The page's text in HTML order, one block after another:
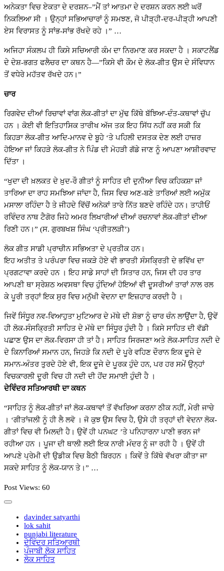
ਅਨੇਕਤਾ ਵਿਚ ਏਕਤਾ ਦੇ ਦਰਸ਼ਨ–”ਮੈਂ ਤਾਂ ਆਤਮਾ ਦੇ ਦਰਸ਼ਨ ਕਰਨ ਲਈ ਘਰੋਂ
ਨਿਕਲਿਆ ਸੀ । ਉਨ੍ਹਾਂ ਸਭਿਆਚਾਰਾਂ ਨੂੰ ਸਮਝਣ, ਜੋ ਪੀੜ੍ਹੀ-ਦਰ-ਪੀੜ੍ਹੀ ਆਪਣੀ
ਏਸ ਵਿਰਾਸਤ ਨੂੰ ਸਾਂਭ-ਸਾਂਭ ਰੱਖਦੇ ਰਹੇ ।” …
ਅਜਿਹਾ ਸੰਕਲਪ ਹੀ ਕਿਸੇ ਸਚਿਆਰੀ ਕੰਮ ਦਾ ਨਿਰਮਾਣ ਕਰ ਸਕਦਾ ਹੈ । ਸਕਾਟਲੈਂਡ
ਦੇ ਦੇਸ਼-ਭਗਤ ਫਲੈਚਰ ਦਾ ਕਥਨ ਹੈ—”ਕਿਸੇ ਵੀ ਕੌਮ ਦੇ ਲੋਕ-ਗੀਤ ਉਸ ਦੇ ਸੰਵਿਧਾਨ
ਤੋਂ ਵਧੇਰੇ ਮਹੱਤਵ ਰੱਖਦੇ ਹਨ।”
ਚਾਰ
ਰਿਗਵੇਦ ਦੀਆਂ ਰਿਚਾਵਾਂ ਵਾਂਗ ਲੋਕ-ਗੀਤਾਂ ਦਾ ਮੁੱਢ ਕਿੱਥੇ ਬੱਝਿਆ-ਦੰਤ-ਕਥਾਵਾਂ ਚੁੱਪ
ਹਨ । ਕੋਈ ਵੀ ਇਤਿਹਾਸਿਕ ਤਾਰੀਖ ਅੱਜ ਤਕ ਇਹ ਸਿੱਧ ਨਹੀਂ ਕਰ ਸਕੀ ਕਿ
ਕਿਹੜਾ ਲੋਕ-ਗੀਤ ਆਦਿ-ਮਾਨਵ ਦੇ ਬੂਹੇ ‘ਤੇ ਪਹਿਲੀ ਦਸਤਕ ਦੇਣ ਲਈ ਹਾਜ਼ਰ
ਹੋਇਆ ਜਾਂ ਕਿਹੜੇ ਲੋਕ-ਗੀਤ ਨੇ ਪਿੰਡ ਦੀ ਮੋਹੜੀ ਗੱਡੇ ਜਾਣ ਨੂੰ ਆਪਣਾ ਆਸ਼ੀਰਵਾਦ
ਦਿੱਤਾ ।
“ਖੁਦਾ ਦੀ ਖ਼ਲਕਤ ਦੇ ਖ਼ੁਦ-ਰੌ ਗੀਤਾਂ ਨੂੰ ਸਾਹਿਤ ਦੀ ਦੁਨੀਆ ਵਿਚ ਕਹਿਕਸ਼ਾ ਜਾਂ
ਤਾਰਿਆ ਦਾ ਰਾਹ ਸਮਝਿਆ ਜਾਂਦਾ ਹੈ, ਜਿਸ ਵਿਚ ਅਣ-ਬਣੇ ਤਾਰਿਆਂ ਲਈ ਅਮੁੱਕ
ਮਸਾਲਾ ਰਹਿੰਦਾ ਹੈ ਤੇ ਜੀਹਦੇ ਵਿੱਚੋਂ ਅਨੇਕਾਂ ਤਾਰੇ ਨਿੱਤ ਬਣਦੇ ਰਹਿੰਦੇ ਹਨ। ਤਾਹੀਓਂ
ਰਵਿੰਦਰ ਨਾਥ ਟੈਗੋਰ ਜਿਹੇ ਅਮਰ ਲਿਖਾਰੀਆਂ ਦੀਆਂ ਰਚਨਾਵਾਂ ਲੋਕ-ਗੀਤਾਂ ਦੀਆ
ਰਿਣੀ ਹਨ।” (ਸ. ਗੁਰਬਖਸ਼ ਸਿੰਘ ‘ਪ੍ਰੀਤਲੜੀ’)
ਲੋਕ ਗੀਤ ਸਾਡੀ ਪ੍ਰਾਚੀਨ ਸਭਿਅਤਾ ਦੇ ਪ੍ਰਤੀਕ ਹਨ।
ਇਹ ਅਤੀਤ ਤੇ ਪਰੰਪਰਾ ਵਿਚ ਜਕੜੇ ਹੋਏ ਵੀ ਭਾਰਤੀ ਸੰਸਕ੍ਰਿਤੀ ਦੇ ਭਵਿੱਖ ਦਾ
ਪ੍ਰਗਟਾਵਾ ਕਰਦੇ ਹਨ । ਇਹ ਸਾਡੇ ਸਾਹਾਂ ਦੀ ਸਿਤਾਰ ਹਨ, ਜਿਸ ਦੀ ਹਰ ਤਾਰ
ਆਪਣੀ ਥਾ ਸ੍ਰੇਸ਼ਠ ਅਵਸਥਾ ਵਿਚ ਹੁੰਦਿਆਂ ਹੋਇਆਂ ਵੀ ਦੂਸਰੀਆਂ ਤਾਰਾਂ ਨਾਲ ਰਲ
ਕੇ ਪੂਰੀ ਤਰ੍ਹਾਂ ਇਕ ਸੁਰ ਵਿਚ ਮਨੁੱਖੀ ਵੇਦਨਾ ਦਾ ਇਜ਼ਹਾਰ ਕਰਦੀ ਹੈ ।
ਜਿਵੇਂ ਸਿੰਧੂਰ ਨਵ-ਵਿਆਹੁਤਾ ਮੁਟਿਆਰ ਦੇ ਮੱਥੇ ਦੀ ਸ਼ੋਭਾ ਨੂੰ ਚਾਰ ਚੰਨ ਲਾਉਂਦਾ ਹੈ, ਉਵੇਂ
ਹੀ ਲੋਕ-ਸੰਸਕ੍ਰਿਤੀ ਸਾਹਿਤ ਦੇ ਮੱਥੇ ਦਾ ਸਿੰਧੂਰ ਹੁੰਦੀ ਹੈ । ਕਿਸੇ ਸਾਹਿਤ ਦੀ ਵੱਡੀ
ਪਛਾਣ ਉਸ ਦਾ ਲੋਕ-ਵਿਰਸਾ ਹੀ ਤਾਂ ਹੈ। ਸਾਹਿਤ ਸਿਰਜਣਾ ਅਤੇ ਲੋਕ-ਸਾਹਿਤ ਨਦੀ ਦੇ
ਦੇ ਕਿਨਾਰਿਆਂ ਸਮਾਨ ਹਨ, ਜਿਹੜੇ ਕਿ ਨਦੀ ਦੇ ਪੂਰੇ ਵਹਿਣ ਦੌਰਾਨ ਇਕ ਦੂਜੇ ਦੇ
ਸਮਾਨ-ਅੰਤਰ ਤੁਰਦੇ ਹੋਏ ਵੀ, ਇਕ ਦੂਜੇ ਦੇ ਪੂਰਕ ਹੁੰਦੇ ਹਨ, ਪਰ ਹਰ ਸਮੇਂ ਉਨ੍ਹਾਂ
ਵਿਚਕਾਰਲੀ ਦੂਰੀ ਵਿਚ ਹੀ ਨਦੀ ਦੀ ਹੋਂਦ ਸਮਾਈ ਹੁੰਦੀ ਹੈ ।
ਦੇਵਿੰਦਰ ਸਤਿਆਰਥੀ ਦਾ ਕਥਨ
“ਸਾਹਿਤ ਨੂੰ ਲੋਕ-ਗੀਤਾਂ ਜਾਂ ਲੋਕ-ਕਥਾਵਾਂ ਤੋਂ ਵੱਖਰਿਆ ਕਰਨਾ ਠੀਕ ਨਹੀਂ, ਮੇਰੀ ਜਾਚੇ
। ‘ਗੀਤਾਂਜਲੀ ਨੂੰ ਹੀ ਲੈ ਲਵੋ । ਜੋ ਕੁਝ ਉਸ ਵਿਚ ਹੈ, ਉਸੇ ਹੀ ਤਰ੍ਹਾਂ ਦੀ ਵੇਦਨਾ ਲੋਕ-
ਗੀਤਾਂ ਵਿਚ ਵੀ ਮਿਲਦੀ ਹੈ। ਉਵੇਂ ਹੀ ਪਨਘਟ ’ਤੇ ਪਨਿਹਾਰਨਾ ਪਾਣੀ ਭਰਨ ਜਾਂ
ਰਹੀਆ ਹਨ । ਪੂਜਾ ਦੀ ਥਾਲੀ ਲਈ ਇਕ ਨਾਰੀ ਮੰਦਰ ਨੂੰ ਜਾ ਰਹੀ ਹੈ । ਉਵੇਂ ਹੀ
ਆਪਣੇ ਪ੍ਰੇਮੀ ਦੀ ਉਡੀਕ ਵਿਚ ਬੈਠੀ ਬਿਰਹਨ । ਕਿਵੇਂ ਤੇ ਕਿੱਥੇ ਵੱਖਰਾ ਕੀਤਾ ਜਾ
ਸਕਦੇ ਸਾਹਿਤ ਨੂੰ ਲੋਕ-ਯਾਨ ਤੇ।” …
Post Views: 60
davinder satyarthi
lok sahit
punjabi literature
ਦੇਵਿੰਦਰ ਸਤਿਆਰਥੀ
ਪੰਜਾਬੀ ਲੋਕ ਸਾਹਿਤ
ਲੋਕ ਸਾਹਿਤ